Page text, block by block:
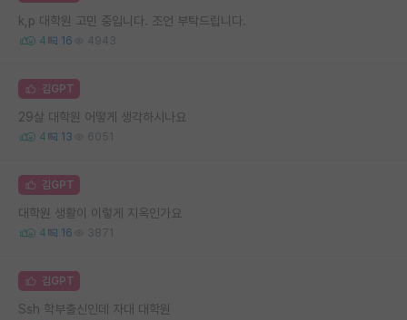
k,p 대학원 고민 중입니다. 조언 부탁드립니다.
4 16 4943
김GPT
29살 대학원 어떻게 생각하시나요
4 13 6051
김GPT
대학원 생활이 이렇게 지옥인가요
4 16 3871
김GPT
Ssh 학부출신인데 자대 대학원